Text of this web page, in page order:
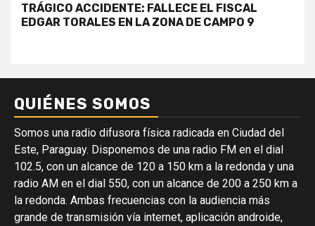
TRÁGICO ACCIDENTE: FALLECE EL FISCAL
EDGAR TORALES EN LA ZONA DE CAMPO 9
QUIÉNES SOMOS
Somos una radio difusora física radicada en Ciudad del
Este, Paraguay. Disponemos de una radio FM en el dial
102.5, con un alcance de 120 a 150 km a la redonda y una
radio AM en el dial 550, con un alcance de 200 a 250 km a
la redonda. Ambas frecuencias con la audiencia más
grande de transmisión vía internet, aplicación androide,